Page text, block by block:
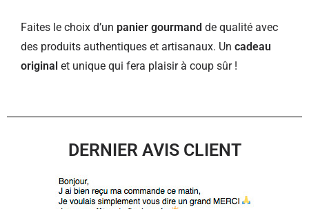
Faites le choix d’un panier gourmand de qualité avec
des produits authentiques et artisanaux. Un cadeau
original et unique qui fera plaisir à coup sûr !
DERNIER AVIS CLIENT